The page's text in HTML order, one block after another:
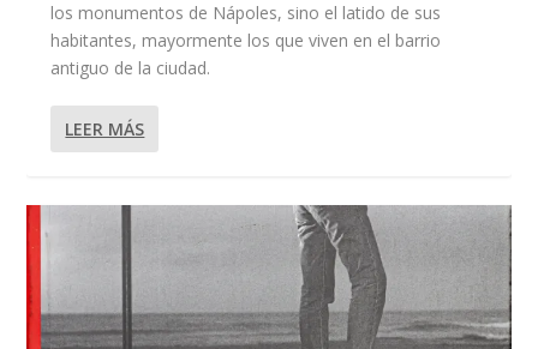
los monumentos de Nápoles, sino el latido de sus
habitantes, mayormente los que viven en el barrio
antiguo de la ciudad.
LEER MÁS